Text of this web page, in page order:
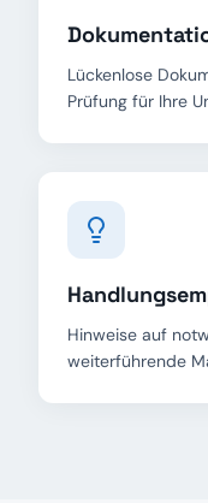
Lückenlose
Prüfung für Ihre
Hinweise auf
weiterführende